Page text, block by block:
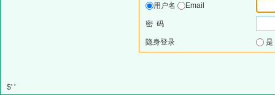
用户名
Email
密 码
隐身登录
$' '